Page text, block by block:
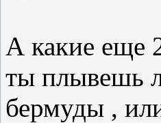
А какие еще
ты плывешь
бермуды ,